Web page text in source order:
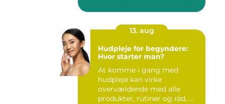
13. aug
Hudpleje for begyndere:
Hvor starter man?
At komme i gang med
hudpleje kan virke
overvældende med alle
produkter, rutiner og råd, ...